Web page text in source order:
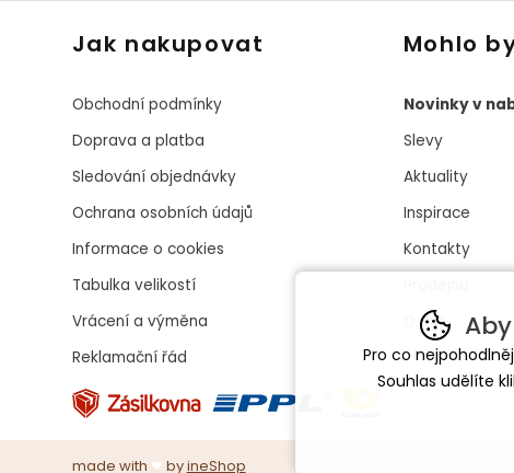
Jak nakupovat
Obchodní podmínky
Doprava a platba
Sledování objednávky
Ochrana osobních údajů
Informace o cookies
Tabulka velikostí
Vrácení a výměna
Reklamační řád
Mohlo
Novinky v
Slevy
Aktuality
Inspirace
Kontakty
O nás
made with ❤ byineShop
Pro co
Souhlas udělíte